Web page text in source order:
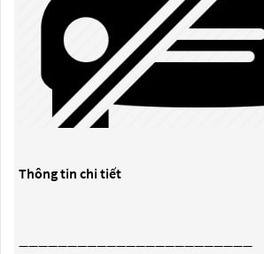
Thông tin chi tiết
————————————————————————